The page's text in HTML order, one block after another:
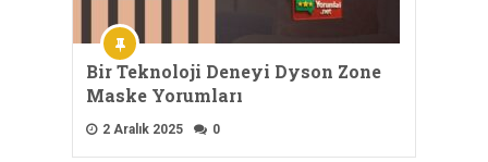
Bir Teknoloji Deneyi Dyson Zone
Maske Yorumları
2 Aralık 2025 0